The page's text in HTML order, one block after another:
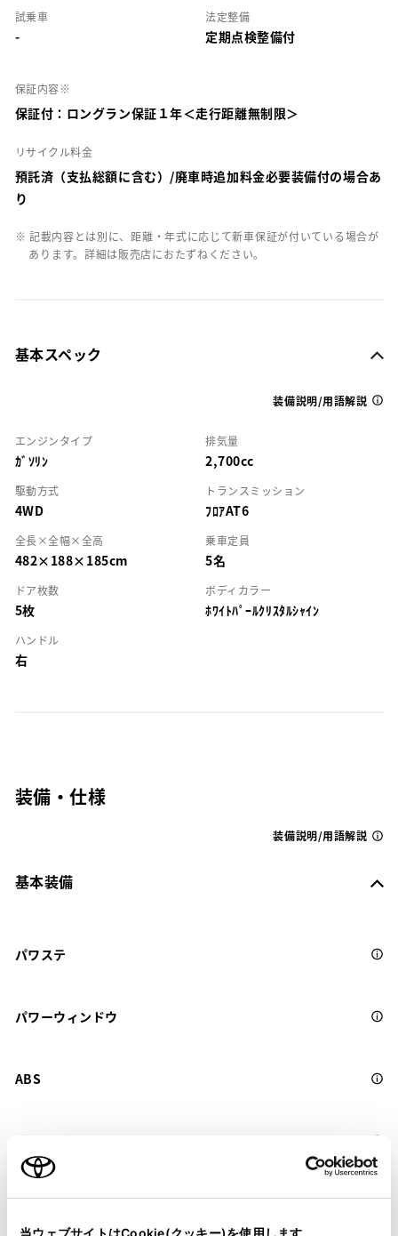
当ウェブサイトはCookie(クッキー)を使用します。
試乗車
-
法定整備
定期点検整備付
保証内容※
保証付：ロングラン保証１年＜走行距離無制限＞
リサイクル料金
預託済（支払総額に含む）/廃車時追加料金必要装備付の場合あ
り
※ 記載内容とは別に、距離・年式に応じて新車保証が付いている場合が
あります。詳細は販売店におたずねください。
基本スペック
装備説明/用語解説
エンジンタイプ
ｶﾞｿﾘﾝ
排気量
2,700cc
駆動方式
4WD
トランスミッション
ﾌﾛｱAT6
全長×全幅×全高
482×188×185cm
乗車定員
5名
ドア枚数
5枚
ボディカラー
ﾎﾜｲﾄﾊﾟｰﾙｸﾘｽﾀﾙｼｬｲﾝ
ハンドル
右
装備・仕様
装備説明/用語解説
基本装備
パワステ
パワーウィンドウ
ABS
キーレス
：ｽﾏｰﾄｷ-